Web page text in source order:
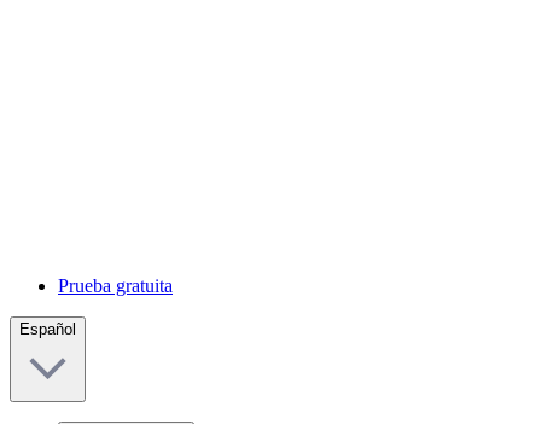
Prueba gratuita
Español